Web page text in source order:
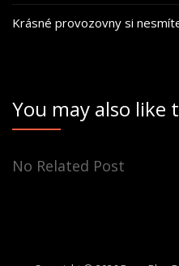
Krásné provozovny si
You may also like
No Related Post